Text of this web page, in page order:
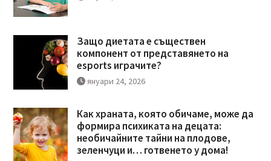
Защо диетата е съществен
компонент от представянето на
esports играчите?
януари 24, 2026
Как храната, която обичаме, може да
формира психиката на децата:
необичайните тайни на плодове,
зеленчуци и… готвенето у дома!